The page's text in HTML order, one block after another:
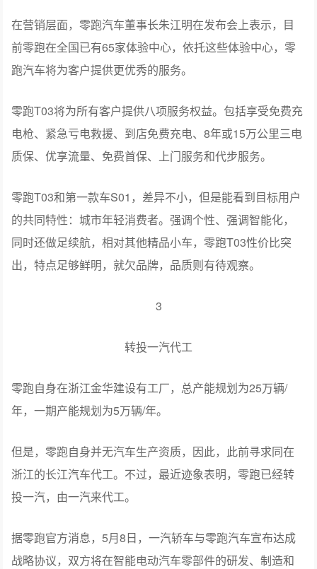
在营销层面，零跑汽车董事长朱江明在发布会上表示，目
前零跑在全国已有65家体验中心，依托这些体验中心，零
跑汽车将为客户提供更优秀的服务。
零跑T03将为所有客户提供八项服务权益。包括享受免费充
电枪、紧急亏电救援、到店免费充电、8年或15万公里三电
质保、优享流量、免费首保、上门服务和代步服务。
零跑T03和第一款车S01，差异不小，但是能看到目标用户
的共同特性：城市年轻消费者。强调个性、强调智能化，
同时还做足续航，相对其他精品小车，零跑T03性价比突
出，特点足够鲜明，就欠品牌，品质则有待观察。
3
转投一汽代工
零跑自身在浙江金华建设有工厂，总产能规划为25万辆/
年，一期产能规划为5万辆/年。
但是，零跑自身并无汽车生产资质，因此，此前寻求同在
浙江的长江汽车代工。不过，最近迹象表明，零跑已经转
投一汽，由一汽来代工。
据零跑官方消息，5月8日，一汽轿车与零跑汽车宣布达成
战略协议，双方将在智能电动汽车零部件的研发、制造和